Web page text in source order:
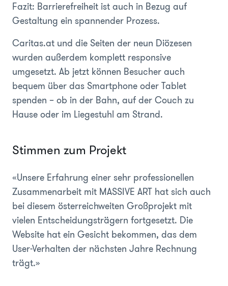
Fazit: Barrierefreiheit ist auch in Bezug auf
Gestaltung ein spannender Prozess.
Caritas.at und die Seiten der neun Diözesen
wurden außerdem komplett responsive
umgesetzt. Ab jetzt können Besucher auch
bequem über das Smartphone oder Tablet
spenden – ob in der Bahn, auf der Couch zu
Hause oder im Liegestuhl am Strand.
Stimmen zum Projekt
«Unsere Erfahrung einer sehr professionellen
Zusammenarbeit mit MASSIVE ART hat sich auch
bei diesem österreichweiten Großprojekt mit
vielen Entscheidungsträgern fortgesetzt. Die
Website hat ein Gesicht bekommen, das dem
User-Verhalten der nächsten Jahre Rechnung
trägt.»